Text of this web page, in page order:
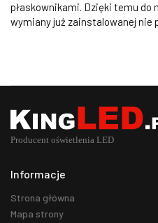
płaskownikami. Dzięki temu do
wymiany już zainstalowanej nie
Informacje
Strona główna
Mapa strony